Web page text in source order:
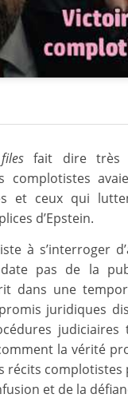
fait dire
complotistes
et ceux qui
d’Epstein.
à s’interroger
pas de la
dans une
juridiques
judiciaires
la vérité
récits complotistes
et de la